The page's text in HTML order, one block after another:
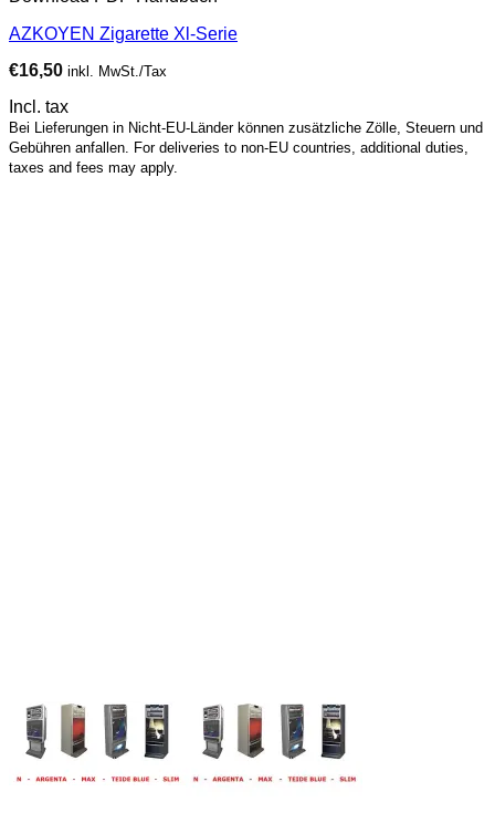
AZKOYEN Zigarette Xl-Serie
€16,50 inkl. MwSt./Tax
Incl. tax
Bei Lieferungen in Nicht-EU-Länder können zusätzliche Zölle, Steuern und
Gebühren anfallen. For deliveries to non-EU countries, additional duties,
taxes and fees may apply.